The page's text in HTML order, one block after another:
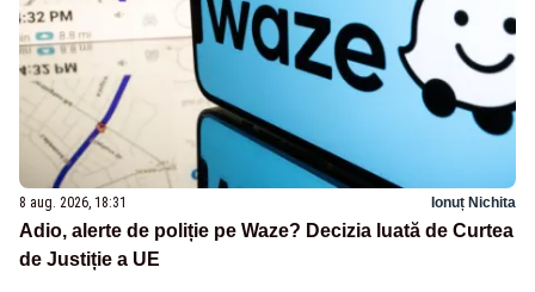
8 aug. 2026, 18:31 Ionuț Nichita
Adio, alerte de poliție pe Waze? Decizia luată de Curtea
de Justiție a UE